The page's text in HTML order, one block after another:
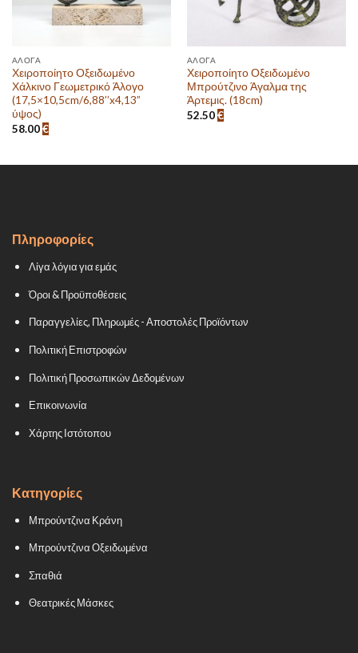
ΆΛΟΓΑ
Χειροποίητο Οξειδωμένο
Χάλκινο Γεωμετρικό Άλογο
(17,5×10,5cm/6,88’’x4,13”
ύψος)
58.00€
ΆΛΟΓΑ
Χειροποίητο Οξειδωμένο
Μπρούτζινο Άγαλμα της
Άρτεμις. (18cm)
52.50€
Πληροφορίες
Λίγα λόγια για εμάς
Όροι & Προϋποθέσεις
Παραγγελίες, Πληρωμές - Αποστολές Προϊόντων
Πολιτική Επιστροφών
Πολιτική Προσωπικών Δεδομένων
Επικοινωνία
Χάρτης Ιστότοπου
Κατηγορίες
Μπρούντζινα Κράνη
Μπρούντζινα Οξειδωμένα
Σπαθιά
Θεατρικές Μάσκες